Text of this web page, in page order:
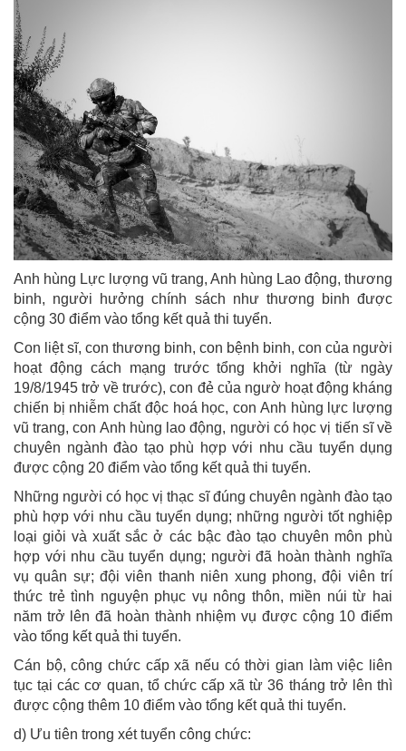
Anh hùng Lực lượng vũ trang, Anh hùng Lao động, thương
binh, người hưởng chính sách như thương binh được
cộng 30 điểm vào tổng kết quả thi tuyển.
Con liệt sĩ, con thương binh, con bệnh binh, con của người
hoạt động cách mạng trước tổng khởi nghĩa (từ ngày
19/8/1945 trở về trước), con đẻ của ngườ hoạt động kháng
chiến bị nhiễm chất độc hoá học, con Anh hùng lực lượng
vũ trang, con Anh hùng lao động, người có học vị tiến sĩ về
chuyên ngành đào tạo phù hợp với nhu cầu tuyển dụng
được cộng 20 điểm vào tổng kết quả thi tuyển.
Những người có học vị thạc sĩ đúng chuyên ngành đào tạo
phù hợp với nhu cầu tuyển dụng; những người tốt nghiệp
loại giỏi và xuất sắc ở các bậc đào tạo chuyên môn phù
hợp với nhu cầu tuyển dụng; người đã hoàn thành nghĩa
vụ quân sự; đội viên thanh niên xung phong, đội viên trí
thức trẻ tình nguyện phục vụ nông thôn, miền núi từ hai
năm trở lên đã hoàn thành nhiệm vụ được cộng 10 điểm
vào tổng kết quả thi tuyển.
Cán bộ, công chức cấp xã nếu có thời gian làm việc liên
tục tại các cơ quan, tổ chức cấp xã từ 36 tháng trở lên thì
được cộng thêm 10 điểm vào tổng kết quả thi tuyển.
d) Ưu tiên trong xét tuyển công chức: